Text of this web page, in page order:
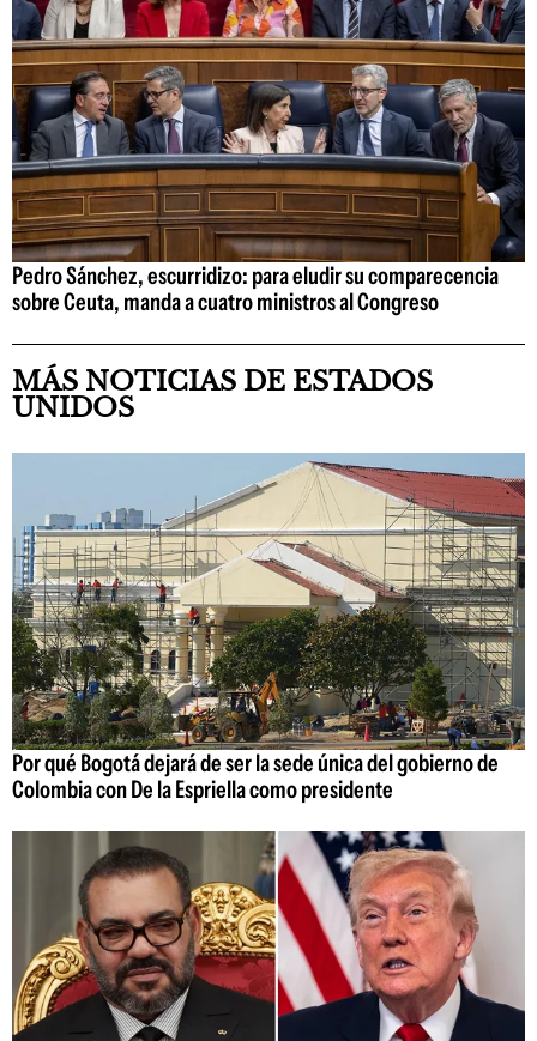
Pedro Sánchez, escurridizo: para eludir su comparecencia
sobre Ceuta, manda a cuatro ministros al Congreso
MÁS NOTICIAS DE ESTADOS
UNIDOS
Por qué Bogotá dejará de ser la sede única del gobierno de
Colombia con De la Espriella como presidente